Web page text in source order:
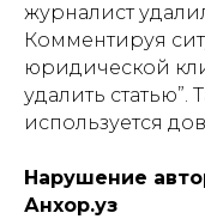
журналист
Комментируя
юридической
удалить
используется
Нарушение
Анхор.уз